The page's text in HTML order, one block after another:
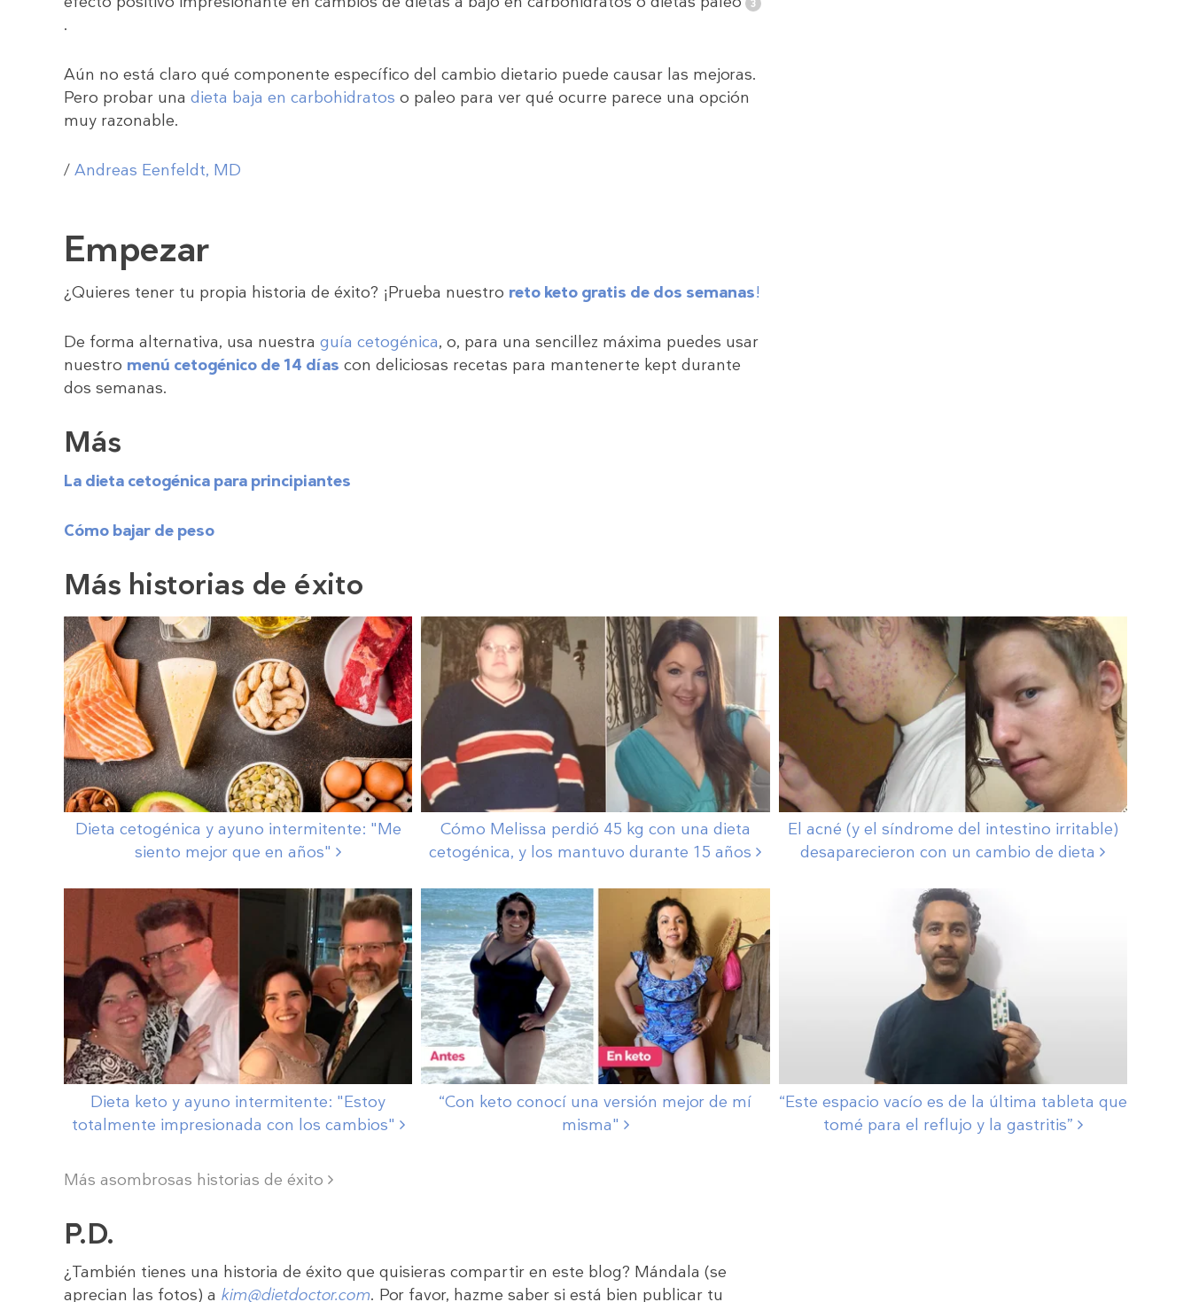
.
Aún no está claro qué componente específico del cambio dietario puede causar las mejoras.
Pero probar una dieta baja en carbohidratos o paleo para ver qué ocurre parece una opción
muy razonable.
/ Andreas Eenfeldt, MD
Empezar
¿Quieres tener tu propia historia de éxito? ¡Prueba nuestro reto keto gratis de dos semanas!
De forma alternativa, usa nuestra guía cetogénica, o, para una sencillez máxima puedes usar
nuestro menú cetogénico de 14 días con deliciosas recetas para mantenerte kept durante
dos semanas.
Más
La dieta cetogénica para principiantes
Cómo bajar de peso
Más historias de éxito
Dieta cetogénica y ayuno intermitente: "Me
siento mejor que enaños"
Cómo Melissa perdió 45 kg con una dieta
cetogénica, y los mantuvo durante 15años
El acné (y el síndrome del intestino irritable)
desaparecieron con un cambio dedieta
Dieta keto y ayuno intermitente: "Estoy
totalmente impresionada con los cambios"
“Con keto conocí una versión mejor de mí
misma"
“Este espacio vacío es de la última tableta que
tomé para el reflujo y la gastritis”
Más asombrosas historias de éxito
P.D.
¿También tienes una historia de éxito que quisieras compartir en este blog? Mándala (se
aprecian las fotos) a kim@dietdoctor.com. Por favor, hazme saber si está bien publicar tu